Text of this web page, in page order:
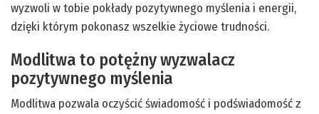
wyzwoli w tobie pokłady pozytywnego myślenia i energii,
dzięki którym pokonasz wszelkie życiowe trudności.
Modlitwa to potężny wyzwalacz
pozytywnego myślenia
Modlitwa pozwala oczyścić świadomość i podświadomość z